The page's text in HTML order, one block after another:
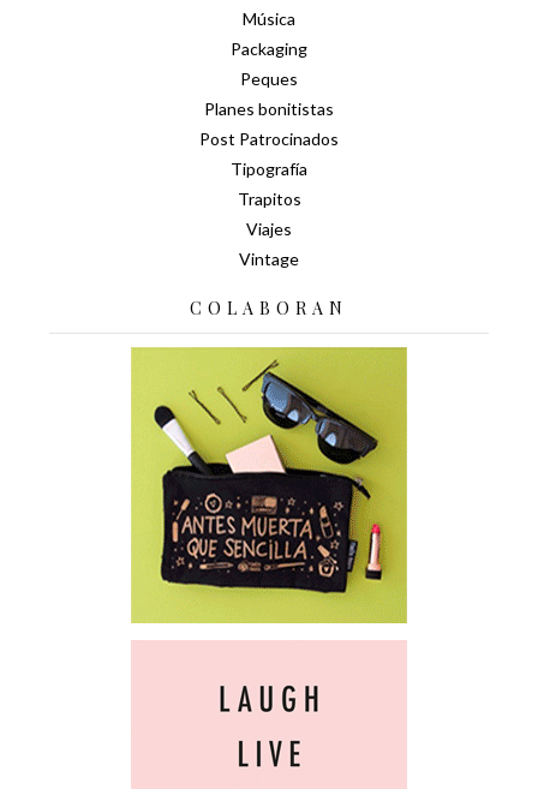
Música
Packaging
Peques
Planes bonitistas
Post Patrocinados
Tipografía
Trapitos
Viajes
Vintage
COLABORAN